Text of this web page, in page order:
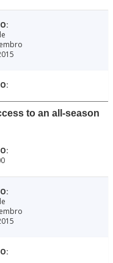
to an all-season